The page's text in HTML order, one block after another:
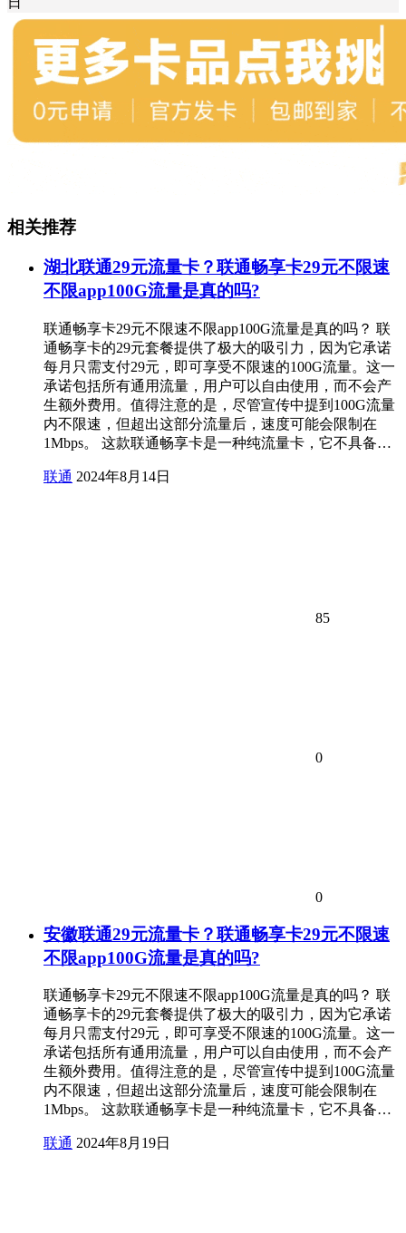
相关推荐
湖北联通29元流量卡？联通畅享卡29元不限速
不限app100G流量是真的吗?
联通畅享卡29元不限速不限app100G流量是真的吗？ 联
通畅享卡的29元套餐提供了极大的吸引力，因为它承诺
每月只需支付29元，即可享受不限速的100G流量。这一
承诺包括所有通用流量，用户可以自由使用，而不会产
生额外费用。值得注意的是，尽管宣传中提到100G流量
内不限速，但超出这部分流量后，速度可能会限制在
1Mbps。 这款联通畅享卡是一种纯流量卡，它不具备…
联通 2024年8月14日
85
0
0
安徽联通29元流量卡？联通畅享卡29元不限速
不限app100G流量是真的吗?
联通畅享卡29元不限速不限app100G流量是真的吗？ 联
通畅享卡的29元套餐提供了极大的吸引力，因为它承诺
每月只需支付29元，即可享受不限速的100G流量。这一
承诺包括所有通用流量，用户可以自由使用，而不会产
生额外费用。值得注意的是，尽管宣传中提到100G流量
内不限速，但超出这部分流量后，速度可能会限制在
1Mbps。 这款联通畅享卡是一种纯流量卡，它不具备…
联通 2024年8月19日